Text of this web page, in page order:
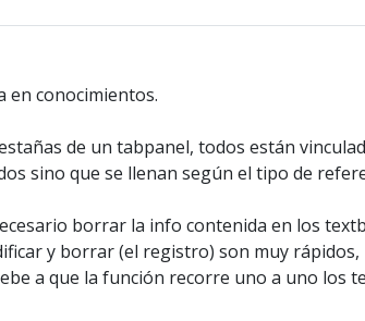
en conocimientos.
de un tabpanel, todos están
sino que se llenan según el tipo de
borrar la info contenida en los
y borrar (el registro) son muy
a que la función recorre uno a uno los